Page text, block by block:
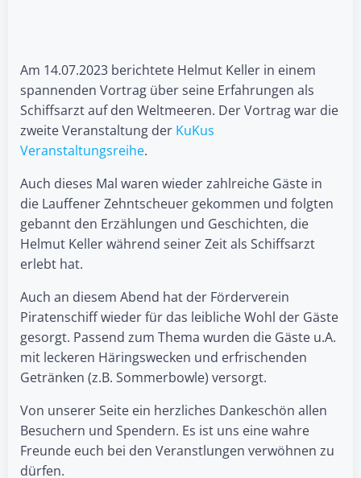
Am 14.07.2023 berichtete Helmut Keller in einem
spannenden Vortrag über seine Erfahrungen als
Schiffsarzt auf den Weltmeeren. Der Vortrag war die
zweite Veranstaltung der KuKus
Veranstaltungsreihe.
Auch dieses Mal waren wieder zahlreiche Gäste in
die Lauffener Zehntscheuer gekommen und folgten
gebannt den Erzählungen und Geschichten, die
Helmut Keller während seiner Zeit als Schiffsarzt
erlebt hat.
Auch an diesem Abend hat der Förderverein
Piratenschiff wieder für das leibliche Wohl der Gäste
gesorgt. Passend zum Thema wurden die Gäste u.A.
mit leckeren Häringswecken und erfrischenden
Getränken (z.B. Sommerbowle) versorgt.
Von unserer Seite ein herzliches Dankeschön allen
Besuchern und Spendern. Es ist uns eine wahre
Freunde euch bei den Veranstlungen verwöhnen zu
dürfen.